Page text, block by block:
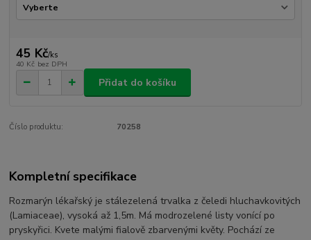
45 Kč/ks
40 Kč bez DPH
Přidat do košíku
Číslo produktu: 70258
Kompletní specifikace
Rozmarýn lékařský je stálezelená trvalka z čeledi hluchavkovitých
(Lamiaceae), vysoká až 1,5m. Má modrozelené listy vonící po
pryskyřici. Kvete malými fialově zbarvenými květy. Pochází ze